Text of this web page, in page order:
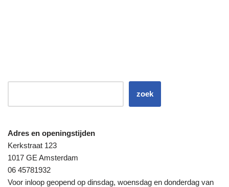
zoek
Adres en openingstijden
Kerkstraat 123
1017 GE Amsterdam
06 45781932
Voor inloop geopend op dinsdag, woensdag en donderdag van